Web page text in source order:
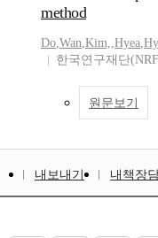
method
Do,Wan,Kim,,Hyea,
한국연구재단
원문보기
내보내기 내책장